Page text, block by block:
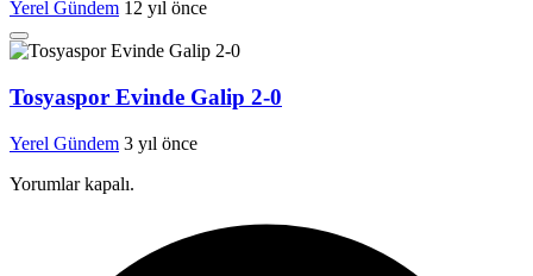
Yerel Gündem 12 yıl önce
Tosyaspor Evinde Galip 2-0
Yerel Gündem 3 yıl önce
Yorumlar kapalı.